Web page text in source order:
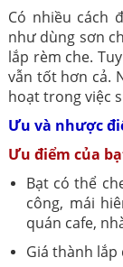
Có nhiều cách
như dùng sơn
lắp rèm che.
vẫn tốt hơn cả.
hoạt trong việc
Ưu và nhược
Ưu điểm của
Bạt có thể
công, mái
quán cafe,
Giá thành